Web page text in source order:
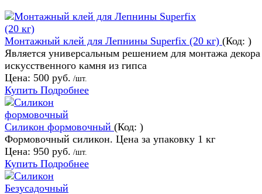
Монтажный клей для Лепнины Superfix (20 кг) (Код: )
Является универсальным решением для монтажа
искусственного камня из гипса
Цена: 500 руб. /шт.
Купить Подробнее
Силикон формовочный (Код: )
Формовочный силикон. Цена за упаковку 1 кг
Цена: 950 руб. /шт.
Купить Подробнее